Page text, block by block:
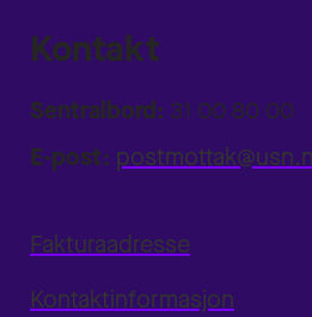
Kontakt
Sentralbord: 31 00 80 00
E-post:
Fakturaadresse
Kontaktinformasjon